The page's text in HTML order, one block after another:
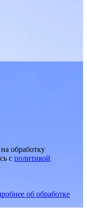
обработку
c политикой
об обработке